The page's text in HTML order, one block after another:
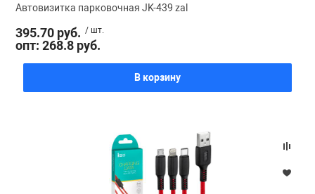
Автовизитка парковочная JK-439 zal
395.70 руб. / шт.
опт: 268.8 руб.
В корзину